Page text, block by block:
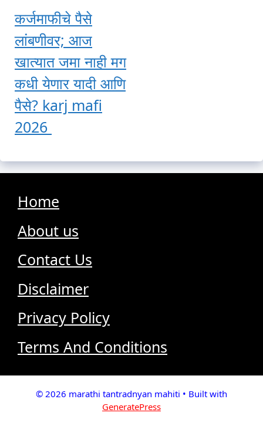
कर्जमाफीचे पैसे
लांबणीवर; आज
खात्यात जमा नाही मग
कधी येणार यादी आणि
पैसे? karj mafi
2026
Home
About us
Contact Us
Disclaimer
Privacy Policy
Terms And Conditions
© 2026 marathi tantradnyan mahiti • Built with
GeneratePress